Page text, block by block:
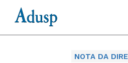
NOTA DA